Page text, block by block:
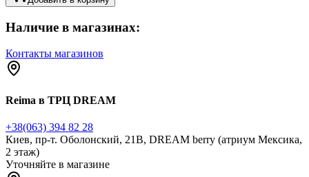
Наличие в магазинах:
Контакты магазинов
Reima в ТРЦ DREAM
+38(063) 394 82 28
Киев, пр-т. Оболонский, 21В, DREAM berry (атриум Мексика,
2 этаж)
Уточняйте в магазине